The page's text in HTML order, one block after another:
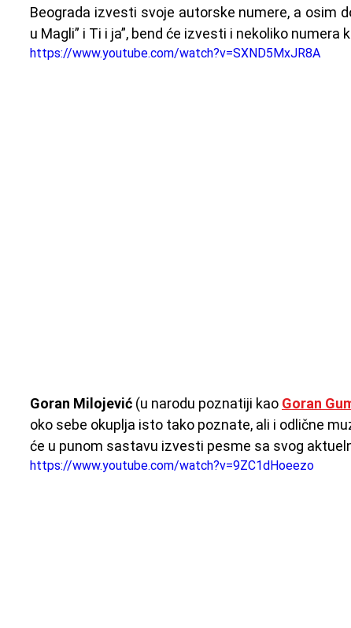
Beograda izvesti svoje autorske numere, a osim
u Magli” i Ti i ja”, bend će izvesti i nekoliko
https://www.youtube.com/watch?v=SXND5MxJR8A
Goran Milojević (u narodu poznatiji kao Goran
oko sebe okuplja isto tako poznate, ali i odlične
će u punom sastavu izvesti pesme sa svog
https://www.youtube.com/watch?v=9ZC1dHoeezo